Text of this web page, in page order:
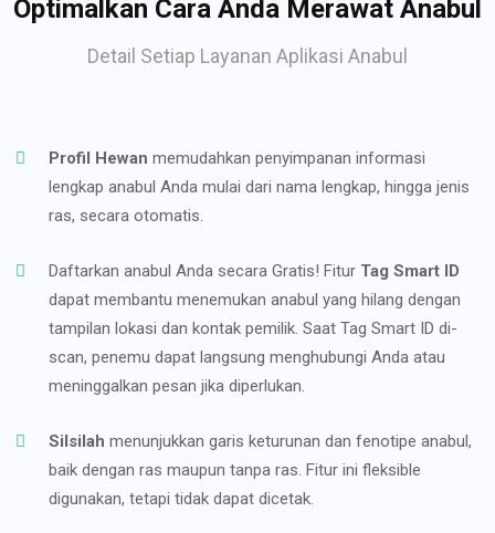
Optimalkan Cara Anda Merawat Anabul
Detail Setiap Layanan Aplikasi Anabul
Profil Hewan memudahkan penyimpanan informasi
lengkap anabul Anda mulai dari nama lengkap, hingga jenis
ras, secara otomatis.
Daftarkan anabul Anda secara Gratis! Fitur Tag Smart ID
dapat membantu menemukan anabul yang hilang dengan
tampilan lokasi dan kontak pemilik. Saat Tag Smart ID di-
scan, penemu dapat langsung menghubungi Anda atau
meninggalkan pesan jika diperlukan.
Silsilah menunjukkan garis keturunan dan fenotipe anabul,
baik dengan ras maupun tanpa ras. Fitur ini fleksible
digunakan, tetapi tidak dapat dicetak.